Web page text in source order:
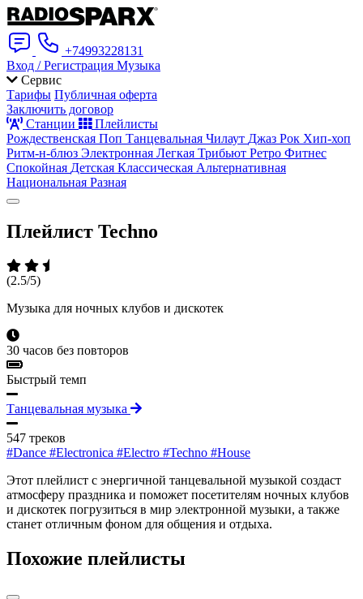
+74993228131
Вход / Регистрация Музыка
Сервис
Тарифы Публичная оферта
Заключить договор
Станции
Плейлисты
Рождественская Поп Танцевальная Чилаут Джаз Рок Хип-хоп
Ритм-н-блюз Электронная Легкая Трибьют Ретро Фитнес
Спокойная Детская Классическая Альтернативная
Национальная Разная
Плейлист Techno
(2.5/5)
Музыка для ночных клубов и дискотек
30 часов без повторов
Быстрый темп
Танцевальная музыка
547 треков
#Dance #Electronica #Electro #Techno #House
Этот плейлист с энергичной танцевальной музыкой создаст
атмосферу праздника и поможет посетителям ночных клубов
и дискотек погрузиться в мир электронной музыки, а также
станет отличным фоном для общения и отдыха.
Похожие плейлисты